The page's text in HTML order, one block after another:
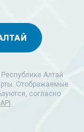
Алтай
Отображаемые
согласно
.